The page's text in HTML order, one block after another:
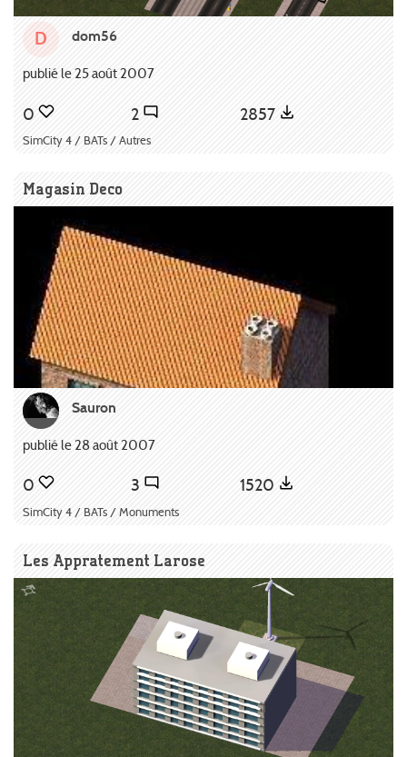
D dom56
publié le 25 août 2007
0 2 2857
SimCity 4 / BATs / Autres
Magasin Deco
Sauron
publié le 28 août 2007
0 3 1520
SimCity 4 / BATs / Monuments
Les Appratement Larose